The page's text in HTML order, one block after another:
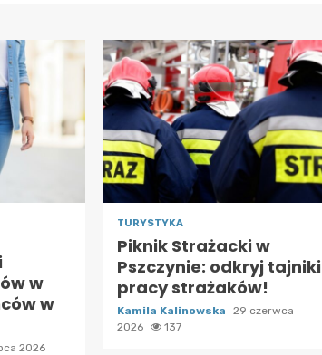
w
w
2026
TURYSTYKA
Piknik Strażacki w
Pszczynie: odkryj tajniki
pracy strażaków!
Kamila Kalinowska
29 czerwca
2026
137